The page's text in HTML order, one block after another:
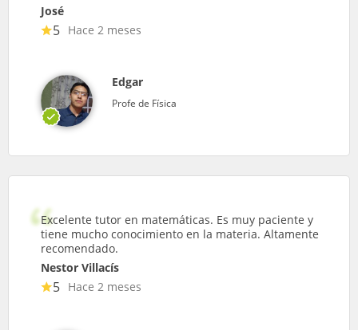
José
5 Hace 2 meses
Edgar
Profe de Física
Excelente tutor en matemáticas. Es muy paciente y
tiene mucho conocimiento en la materia. Altamente
recomendado.
Nestor Villacís
5 Hace 2 meses